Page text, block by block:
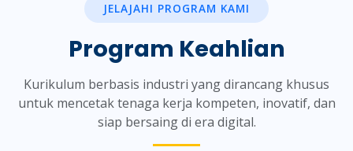
JELAJAHI PROGRAM KAMI
Program Keahlian
Kurikulum berbasis industri yang dirancang khusus
untuk mencetak tenaga kerja kompeten, inovatif, dan
siap bersaing di era digital.